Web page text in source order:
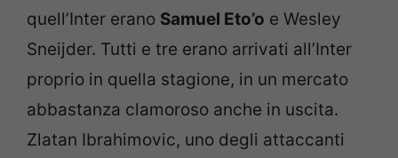
quell’Inter erano Samuel Eto’o e Wesley
Sneijder. Tutti e tre erano arrivati all’Inter
proprio in quella stagione, in un mercato
abbastanza clamoroso anche in uscita.
Zlatan Ibrahimovic, uno degli attaccanti